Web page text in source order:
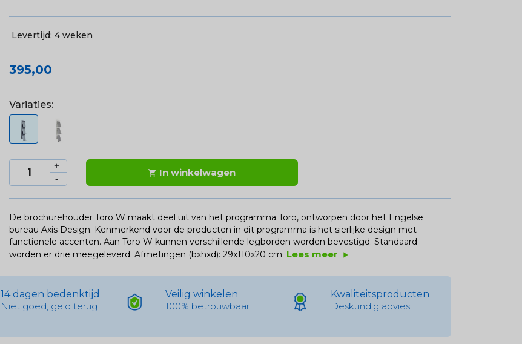
Levertijd: 4 weken
395,00
Variaties:
 In winkelwagen
De brochurehouder Toro W maakt deel uit van het programma Toro, ontworpen door het Engelse
bureau Axis Design. Kenmerkend voor de producten in dit programma is het sierlijke design met
functionele accenten. Aan Toro W kunnen verschillende legborden worden bevestigd. Standaard
worden er drie meegeleverd. Afmetingen (bxhxd): 29x110x20 cm. Lees meer play_arrow
14 dagen bedenktijd
Niet goed, geld terug
Veilig winkelen
100% betrouwbaar
Kwaliteitsproducten
Deskundig advies